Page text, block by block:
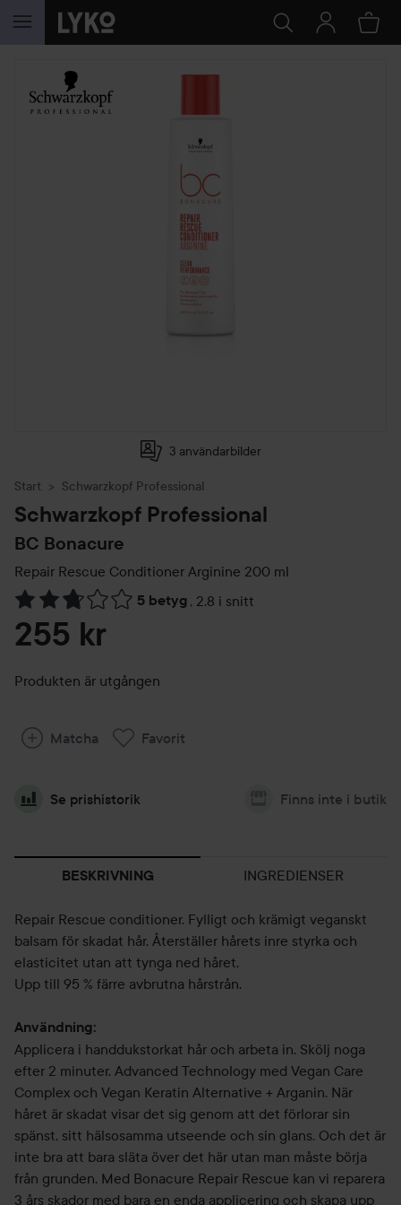
HOPPA TILL INNEHÅLLET
3 användarbilder
Start Schwarzkopf Professional
Schwarzkopf Professional
BC Bonacure
Repair Rescue Conditioner Arginine 200 ml
5 betyg , 2.8 i snitt
Hoppa till Betyg & kommentarer
255 kr
Produkten är utgången
Matcha Favorit
Se prishistorik Finns inte i butik
BESKRIVNING INGREDIENSER
Repair Rescue conditioner. Fylligt och krämigt veganskt
balsam för skadat hår. Återställer hårets inre styrka och
elasticitet utan att tynga ned håret.
Upp till 95 % färre avbrutna hårstrån.
Användning:
Applicera i handdukstorkat hår och arbeta in. Skölj noga
efter 2 minuter. Advanced Technology med Vegan Care
Complex och Vegan Keratin Alternative + Arganin. När
håret är skadat visar det sig genom att det förlorar sin
spänst, sitt hälsosamma utseende och sin glans. Och det är
inte bra att bara släta över det här utan man måste börja
från grunden. Med Bonacure Repair Rescue kan vi reparera
3 års skador med bara en enda applicering och skapa upp